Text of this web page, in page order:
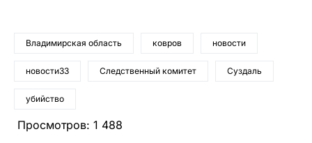
Владимирская область ковров новости
новости33 Следственный комитет Суздаль
убийство
Просмотров: 1 488